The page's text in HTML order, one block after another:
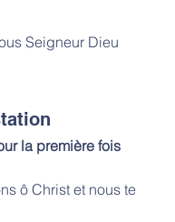
Seigneur Dieu
la première fois
ô Christ et nous te